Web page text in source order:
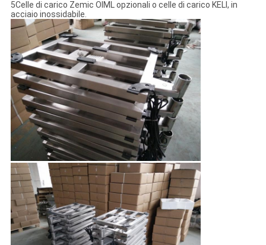
5Celle di carico Zemic OIML opzionali o celle di carico KELI, in
acciaio inossidabile.